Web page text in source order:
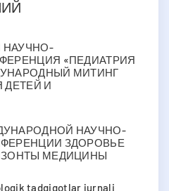
«ПЕДИАТРИЯ
МИТИНГ
ДЕТЕЙ И
НАУЧНО-
ЗДОРОВЬЕ
МЕДИЦИНЫ
tadqiqotlar jurnali